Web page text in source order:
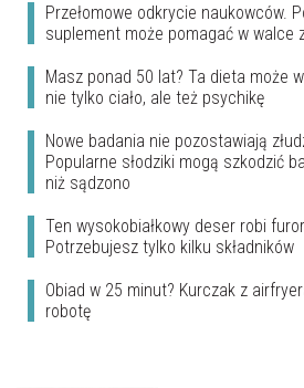
Przełomowe odkrycie naukowców.
suplement może pomagać w walce
Masz ponad 50 lat? Ta dieta może
nie tylko ciało, ale też psychikę
Nowe badania nie pozostawiają
Popularne słodziki mogą szkodzić
niż sądzono
Ten wysokobiałkowy deser robi
Potrzebujesz tylko kilku składników
Obiad w 25 minut? Kurczak z
robotę